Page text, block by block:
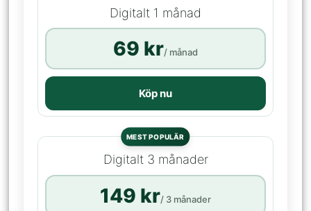
Digitalt 1 månad
69 kr/ månad
Köp nu
MEST POPULÄR
Digitalt 3 månader
149 kr/ 3 månader